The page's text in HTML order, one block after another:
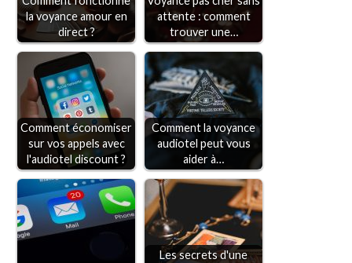
la voyance amour en
direct ?
attente : comment
trouver une…
Comment économiser
sur vos appels avec
l'audiotel discount ?
Comment la voyance
audiotel peut vous
aider à…
Les secrets d'une